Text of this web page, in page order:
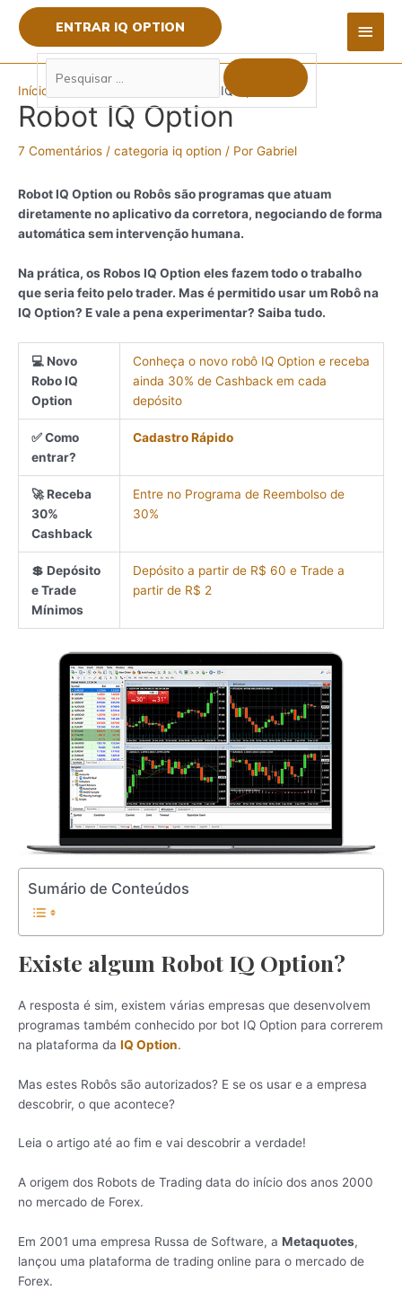
para
conteúdo
ENTRAR IQ OPTION
Pesquisar
Início Robot IQ Option
Robot IQ Option
7 Comentários / categoria iq option / Por Gabriel
Robot IQ Option ou Robôs são programas que atuam
diretamente no aplicativo da corretora, negociando de forma
automática sem intervenção humana.
Na prática, os Robos IQ Option eles fazem todo o trabalho
que seria feito pelo trader. Mas é permitido usar um Robô na
IQ Option? E vale a pena experimentar? Saiba tudo.
💻 Novo
Robo IQ
Option
Conheça o novo robô IQ Option e receba
ainda 30% de Cashback em cada
depósito
✅ Como
entrar?
Cadastro Rápido
🚀 Receba
30%
Cashback
Entre no Programa de Reembolso de
30%
💲 Depósito
e Trade
Mínimos
Depósito a partir de R$ 60 e Trade a
partir de R$ 2
Sumário de Conteúdos
Existe algum Robot IQ Option?
A resposta é sim, existem várias empresas que desenvolvem
programas também conhecido por bot IQ Option para correrem
na plataforma da IQ Option.
Mas estes Robôs são autorizados? E se os usar e a empresa
descobrir, o que acontece?
Leia o artigo até ao fim e vai descobrir a verdade!
A origem dos Robots de Trading data do início dos anos 2000
no mercado de Forex.
Em 2001 uma empresa Russa de Software, a Metaquotes,
lançou uma plataforma de trading online para o mercado de
Forex.
navigation